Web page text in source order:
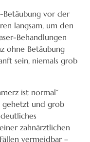
Betäubung vor der
langsam, um den
Behandlungen
ohne Betäubung
sein, niemals grob
ist normal“
gehetzt und grob
zahnärztlichen
vermeidbar –